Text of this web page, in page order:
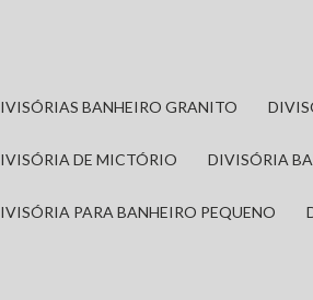
DIVISÓRIAS BANHEIRO GRANITO
DIVISÓRIA DE MICTÓRIO DIVISÓRIA
DIVISÓRIA PARA BANHEIRO PEQUENO